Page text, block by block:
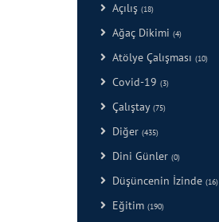
Açılış (18)
Ağaç Dikimi (4)
Atölye Çalışması (10)
Covid-19 (3)
Çalıştay (75)
Diğer (435)
Dini Günler (0)
Düşüncenin İzinde (16)
Eğitim (190)